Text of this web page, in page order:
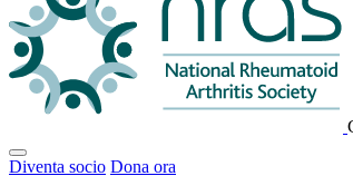
Fai
Diventa socio Dona ora